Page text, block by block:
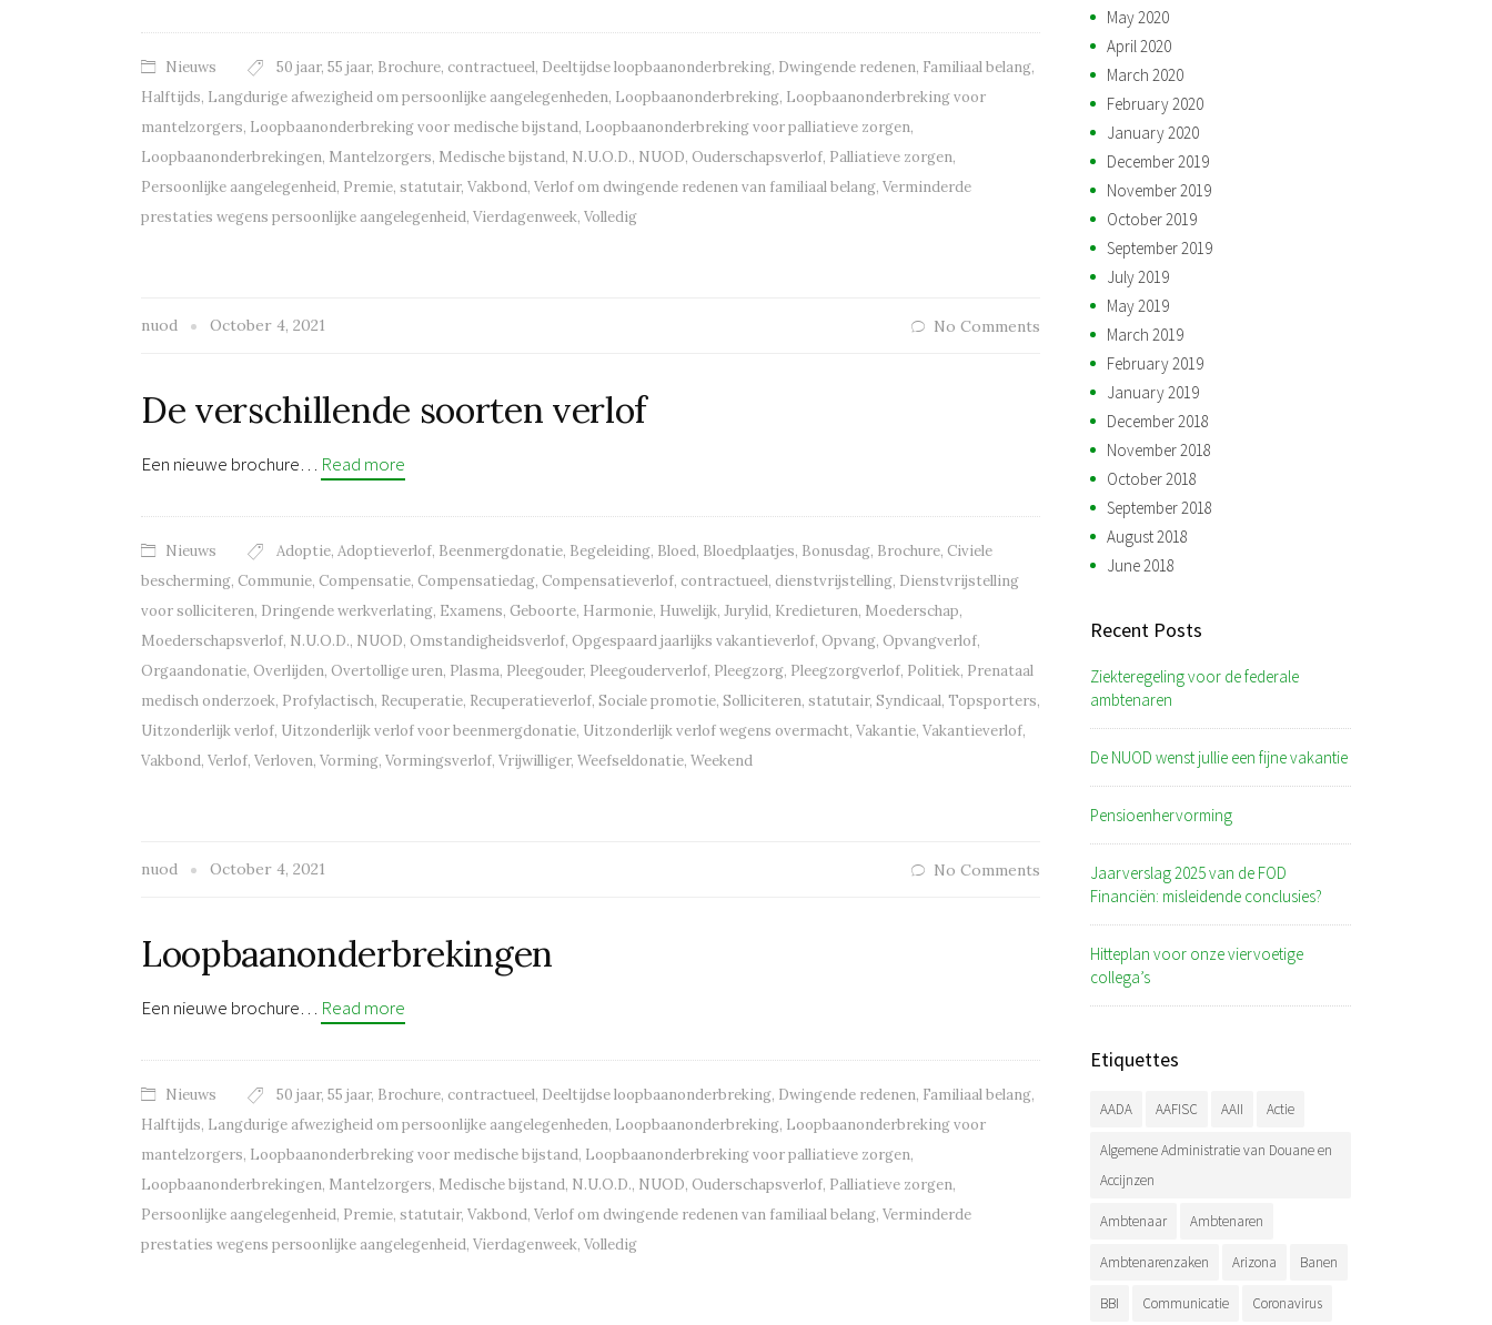
Nieuws 50 jaar, 55 jaar, Brochure, contractueel, Deeltijdse loopbaanonderbreking, Dwingende redenen, Familiaal belang,
Halftijds, Langdurige afwezigheid om persoonlijke aangelegenheden, Loopbaanonderbreking, Loopbaanonderbreking voor
mantelzorgers, Loopbaanonderbreking voor medische bijstand, Loopbaanonderbreking voor palliatieve zorgen,
Loopbaanonderbrekingen, Mantelzorgers, Medische bijstand, N.U.O.D., NUOD, Ouderschapsverlof, Palliatieve zorgen,
Persoonlijke aangelegenheid, Premie, statutair, Vakbond, Verlof om dwingende redenen van familiaal belang, Verminderde
prestaties wegens persoonlijke aangelegenheid, Vierdagenweek, Volledig
nuod October 4, 2021 No Comments
De verschillende soorten verlof
Een nieuwe brochure… Read more
Nieuws Adoptie, Adoptieverlof, Beenmergdonatie, Begeleiding, Bloed, Bloedplaatjes, Bonusdag, Brochure, Civiele
bescherming, Communie, Compensatie, Compensatiedag, Compensatieverlof, contractueel, dienstvrijstelling, Dienstvrijstelling
voor solliciteren, Dringende werkverlating, Examens, Geboorte, Harmonie, Huwelijk, Jurylid, Kredieturen, Moederschap,
Moederschapsverlof, N.U.O.D., NUOD, Omstandigheidsverlof, Opgespaard jaarlijks vakantieverlof, Opvang, Opvangverlof,
Orgaandonatie, Overlijden, Overtollige uren, Plasma, Pleegouder, Pleegouderverlof, Pleegzorg, Pleegzorgverlof, Politiek, Prenataal
medisch onderzoek, Profylactisch, Recuperatie, Recuperatieverlof, Sociale promotie, Solliciteren, statutair, Syndicaal, Topsporters,
Uitzonderlijk verlof, Uitzonderlijk verlof voor beenmergdonatie, Uitzonderlijk verlof wegens overmacht, Vakantie, Vakantieverlof,
Vakbond, Verlof, Verloven, Vorming, Vormingsverlof, Vrijwilliger, Weefseldonatie, Weekend
nuod October 4, 2021 No Comments
Loopbaanonderbrekingen
Een nieuwe brochure… Read more
Nieuws 50 jaar, 55 jaar, Brochure, contractueel, Deeltijdse loopbaanonderbreking, Dwingende redenen, Familiaal belang,
Halftijds, Langdurige afwezigheid om persoonlijke aangelegenheden, Loopbaanonderbreking, Loopbaanonderbreking voor
mantelzorgers, Loopbaanonderbreking voor medische bijstand, Loopbaanonderbreking voor palliatieve zorgen,
Loopbaanonderbrekingen, Mantelzorgers, Medische bijstand, N.U.O.D., NUOD, Ouderschapsverlof, Palliatieve zorgen,
Persoonlijke aangelegenheid, Premie, statutair, Vakbond, Verlof om dwingende redenen van familiaal belang, Verminderde
prestaties wegens persoonlijke aangelegenheid, Vierdagenweek, Volledig
May 2020
April 2020
March 2020
February 2020
January 2020
December 2019
November 2019
October 2019
September 2019
July 2019
May 2019
March 2019
February 2019
January 2019
December 2018
November 2018
October 2018
September 2018
August 2018
June 2018
Recent Posts
Ziekteregeling voor de federale
ambtenaren
De NUOD wenst jullie een fijne vakantie
Pensioenhervorming
Jaarverslag 2025 van de FOD
Financiën: misleidende conclusies?
Hitteplan voor onze viervoetige
collega’s
Etiquettes
AADA AAFISC AAII Actie
Algemene Administratie van Douane en
Accijnzen
Ambtenaar Ambtenaren
Ambtenarenzaken Arizona Banen
BBI Communicatie Coronavirus